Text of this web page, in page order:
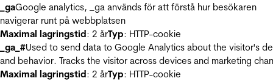
_gaGoogle analytics, _ga används för att förstå hur besökaren
navigerar runt på webbplatsen
Maximal lagringstid: 2 årTyp: HTTP-cookie
_ga_#Used to send data to Google Analytics about the visitor's
and behavior. Tracks the visitor across devices and marketing
Maximal lagringstid: 2 årTyp: HTTP-cookie